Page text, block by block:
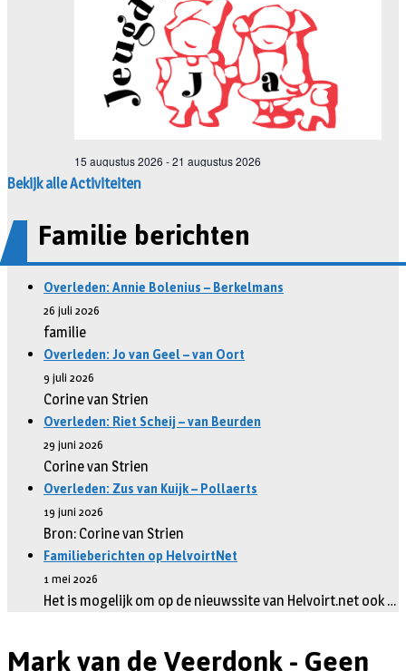
Bekijk alle Activiteiten
Familie berichten
Overleden: Annie Bolenius – Berkelmans
26 juli 2026
familie
Overleden: Jo van Geel – van Oort
9 juli 2026
Corine van Strien
Overleden: Riet Scheij – van Beurden
29 juni 2026
Corine van Strien
Overleden: Zus van Kuijk – Pollaerts
19 juni 2026
Bron: Corine van Strien
Familieberichten op HelvoirtNet
1 mei 2026
Het is mogelijk om op de nieuwssite van Helvoirt.net ook …